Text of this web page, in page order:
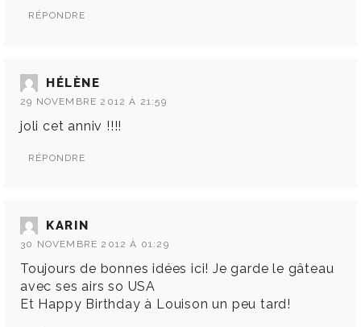
RÉPONDRE
HÉLÈNE
29 NOVEMBRE 2012 À 21:59
joli cet anniv !!!!
RÉPONDRE
KARIN
30 NOVEMBRE 2012 À 01:29
Toujours de bonnes idées ici! Je garde le gâteau
avec ses airs so USA
Et Happy Birthday à Louison un peu tard!